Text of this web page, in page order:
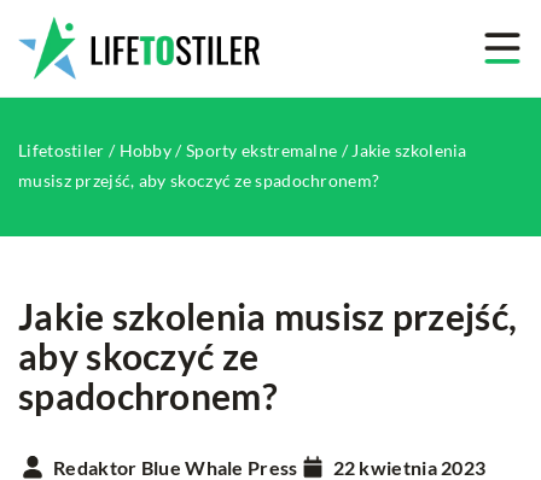
Lifetostiler / Hobby/Sporty ekstremalne / Jakie szkolenia
musisz przejść, aby skoczyć ze spadochronem?
Jakie szkolenia musisz przejść,
aby skoczyć ze
spadochronem?
Redaktor Blue Whale Press 22 kwietnia 2023